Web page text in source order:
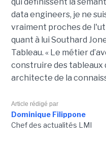
qui définissent la
data engineers, je ne
vraiment proches de
quant à lui Southard
Tableau. « Le métier
construire des tableaux
architecte de la
Article rédigé par
Dominique Filippone
Chef des actualités LMI